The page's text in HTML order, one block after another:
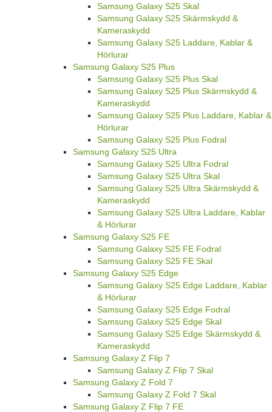
Samsung Galaxy S25 Skal
Samsung Galaxy S25 Skärmskydd &
Kameraskydd
Samsung Galaxy S25 Laddare, Kablar &
Hörlurar
Samsung Galaxy S25 Plus
Samsung Galaxy S25 Plus Skal
Samsung Galaxy S25 Plus Skärmskydd &
Kameraskydd
Samsung Galaxy S25 Plus Laddare, Kablar &
Hörlurar
Samsung Galaxy S25 Plus Fodral
Samsung Galaxy S25 Ultra
Samsung Galaxy S25 Ultra Fodral
Samsung Galaxy S25 Ultra Skal
Samsung Galaxy S25 Ultra Skärmskydd &
Kameraskydd
Samsung Galaxy S25 Ultra Laddare, Kablar
& Hörlurar
Samsung Galaxy S25 FE
Samsung Galaxy S25 FE Fodral
Samsung Galaxy S25 FE Skal
Samsung Galaxy S25 Edge
Samsung Galaxy S25 Edge Laddare, Kablar
& Hörlurar
Samsung Galaxy S25 Edge Fodral
Samsung Galaxy S25 Edge Skal
Samsung Galaxy S25 Edge Skärmskydd &
Kameraskydd
Samsung Galaxy Z Flip 7
Samsung Galaxy Z Flip 7 Skal
Samsung Galaxy Z Fold 7
Samsung Galaxy Z Fold 7 Skal
Samsung Galaxy Z Flip 7 FE